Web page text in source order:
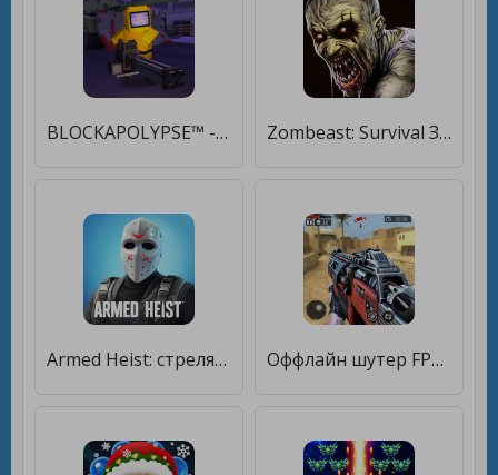
BLOCKAPOLYPSE™ - Зомби-шутер [Мод меню] Zombeast: Survival Зомби Шутер, Стрелялка FPS [Много денег]
Armed Heist: стрелялки шутер [Много монет] Оффлайн шутер FPS [Мод меню]